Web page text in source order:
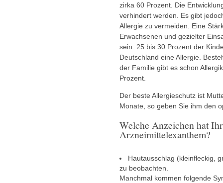
zirka 60 Prozent. Die
verhindert werden. Es gibt
Allergie zu vermeiden. Eine
Erwachsenen und gezielter
sein. 25 bis 30 Prozent der
Deutschland eine Allergie.
der Familie gibt es schon
Prozent.
Der beste Allergieschutz ist
Monate, so geben Sie ihm den
Welche Anzeichen hat
Arzneimittelexanthem?
Hautausschlag (kleinfleckig,
zu beobachten.
Manchmal kommen folgende